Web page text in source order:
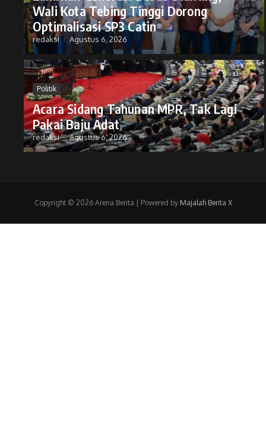
Wali Kota Tebing Tinggi Dorong
Optimalisasi SP3 Catin
redaksi Agustus 6, 2026
Politik
Acara Sidang Tahunan MPR, Tak Lagi
Pakai Baju Adat
redaksi Agustus 6, 2026
Copyright © 2026 Arena Berita | Powered by Majalah Berita X